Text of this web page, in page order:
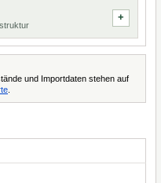
und Importdaten stehen auf